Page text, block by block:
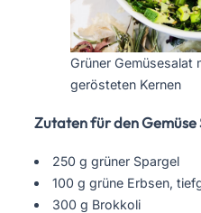
Grüner Gemüsesalat
gerösteten Kernen
Zutaten für den Gemüse
250 g grüner Spargel
100 g grüne Erbsen,
300 g Brokkoli